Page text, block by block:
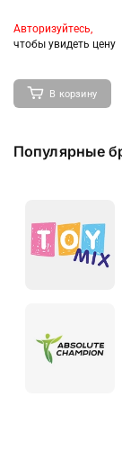
Куклы и
Мягконабивные
Авторизуйтесь,
чтобы увидеть цену
В корзину
Популярные